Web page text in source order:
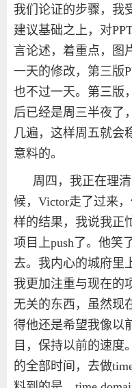
我们论证的步骤，我
建议基础之上，对
言论述，着重点，图
一天的修改，第三版
也不过一天。第三版
后已经是周三半夜了
几遍，这样周五就会
意料的。
周四，我正在理
候， Victor走了过来
样的结果，我说我正
项目上push了。他笑
去。我内心的城府里
我更加注重与现在的
无关的东西，虽然现
得他还是希望我像以
目，保持以前的速度
的全部时间，去做